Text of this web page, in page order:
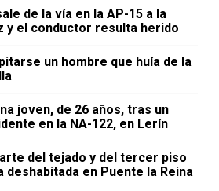
de la vía en la AP-15 a la
y el conductor resulta herido
un hombre que huía de la
joven, de 26 años, tras un
en la NA-122, en Lerín
del tejado y del tercer piso
deshabitada en Puente la Reina